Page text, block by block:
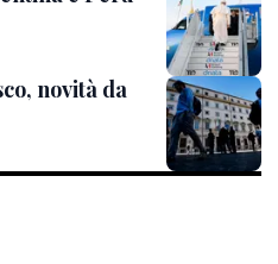
novità da